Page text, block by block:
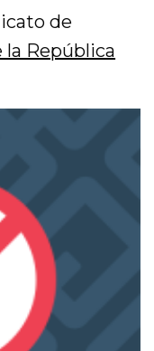
de
la República